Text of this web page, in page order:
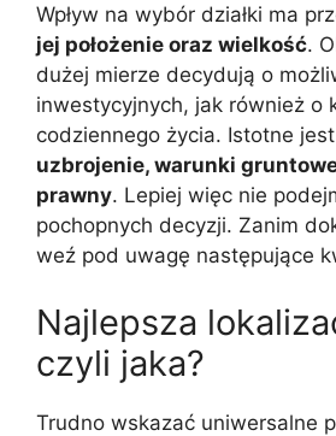
Wpływ na wybór działki ma
jej położenie oraz wielkość.
dużej mierze decydują o
inwestycyjnych, jak również o
codziennego życia. Istotne
uzbrojenie, warunki
prawny. Lepiej więc nie
pochopnych decyzji. Zanim
weź pod uwagę następujące
Najlepsza
czyli jaka?
Trudno wskazać uniwersalne